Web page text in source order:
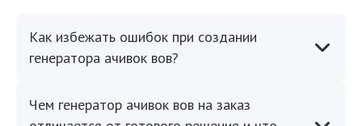
Как избежать ошибок при создании
генератора ачивок вов?
Чем генератор ачивок вов на заказ